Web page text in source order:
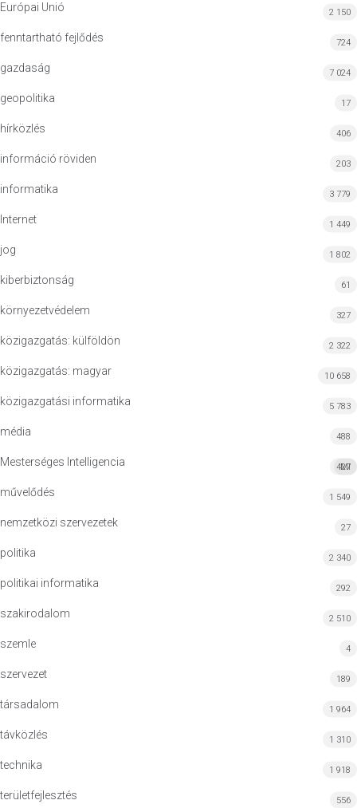
Európai Unió 2 150
fenntartható fejlődés 724
gazdaság 7 024
geopolitika 17
hírközlés 406
információ röviden 203
informatika 3 779
Internet 1 449
jog 1 802
kiberbiztonság 61
környezetvédelem 327
közigazgatás: külföldön 2 322
közigazgatás: magyar 10 658
közigazgatási informatika 5 783
média 488
Mesterséges Intelligencia MI
427
művelődés 1 549
nemzetközi szervezetek 27
politika 2 340
politikai informatika 292
szakirodalom 2 510
szemle 4
szervezet 189
társadalom 1 964
távközlés 1 310
technika 1 918
területfejlesztés 556